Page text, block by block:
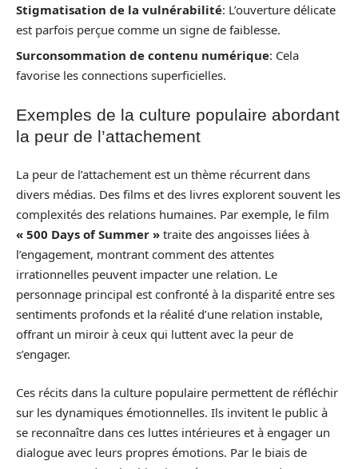
Stigmatisation de la vulnérabilité: L’ouverture délicate
est parfois perçue comme un signe de faiblesse.
Surconsommation de contenu numérique: Cela
favorise les connections superficielles.
Exemples de la culture populaire abordant
la peur de l’attachement
La peur de l’attachement est un thème récurrent dans
divers médias. Des films et des livres explorent souvent les
complexités des relations humaines. Par exemple, le film
« 500 Days of Summer » traite des angoisses liées à
l’engagement, montrant comment des attentes
irrationnelles peuvent impacter une relation. Le
personnage principal est confronté à la disparité entre ses
sentiments profonds et la réalité d’une relation instable,
offrant un miroir à ceux qui luttent avec la peur de
s’engager.
Ces récits dans la culture populaire permettent de réfléchir
sur les dynamiques émotionnelles. Ils invitent le public à
se reconnaître dans ces luttes intérieures et à engager un
dialogue avec leurs propres émotions. Par le biais de